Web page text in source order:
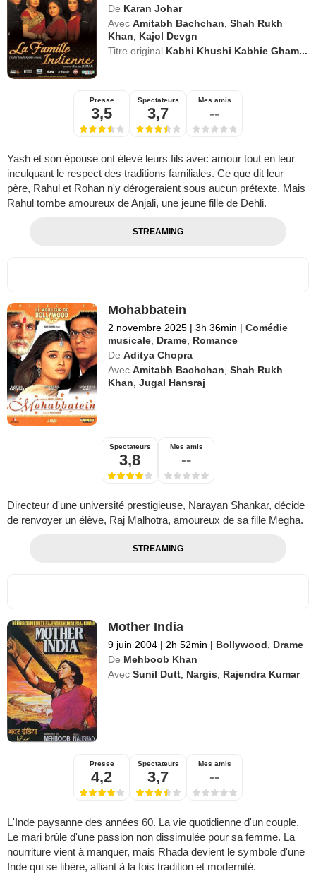
De Karan Johar
Avec Amitabh Bachchan ,Shah Rukh
Khan
Kajol Devgn
Titre original Kabhi Khushi Kabhie Gham...
Presse
3,5
Spectateurs
3,7
Mes amis
--
Yash et son épouse ont élevé leurs fils avec amour tout en leur
inculquant le respect des traditions familiales. Ce que dit leur
père, Rahul et Rohan n'y dérogeraient sous aucun prétexte. Mais
Rahul tombe amoureux de Anjali, une jeune fille de Dehli.
STREAMING
Mohabbatein
2 novembre 2025 | 3h 36min | Comédie
musicale Drame Romance
De Aditya Chopra
Avec Amitabh Bachchan ,Shah Rukh
Khan ,Jugal Hansraj
Spectateurs
3,8
Mes amis
--
Directeur d'une université prestigieuse, Narayan Shankar, décide
de renvoyer un élève, Raj Malhotra, amoureux de sa fille Megha.
STREAMING
Mother India
9 juin 2004 | 2h 52min | Bollywood
Drame
De Mehboob Khan
Avec Sunil Dutt Nargis Rajendra Kumar
Presse
4,2
Spectateurs
3,7
Mes amis
--
L'Inde paysanne des années 60. La vie quotidienne d'un couple.
Le mari brûle d'une passion non dissimulée pour sa femme. La
nourriture vient à manquer, mais Rhada devient le symbole d'une
Inde qui se libère, alliant à la fois tradition et modernité.